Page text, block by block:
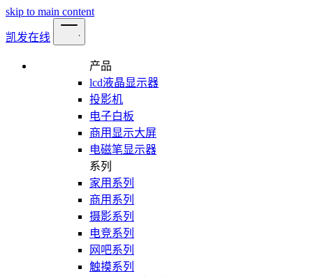
skip to main content
凯发在线
产品
lcd液晶显示器
投影机
电子白板
商用显示大屏
电磁笔显示器
系列
家用系列
商用系列
摄影系列
电竞系列
网吧系列
触摸系列